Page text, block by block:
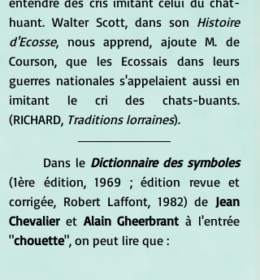
huant. Walter Scott, dans son Histoire
d'Ecosse, nous apprend, ajoute M. de
Courson, que les Ecossais dans leurs
guerres nationales s'appelaient aussi en
imitant le cri des chats-buants.
(RICHARD, Traditions lorraines).
	Dans le
Dictionnaire des symboles
(1ère édition, 1969 ; édition revue et
corrigée, Robert Laffont, 1982) de Jean
Chevalier et Alain Gheerbrant à l'entrée
"chouette", on peut lire que :